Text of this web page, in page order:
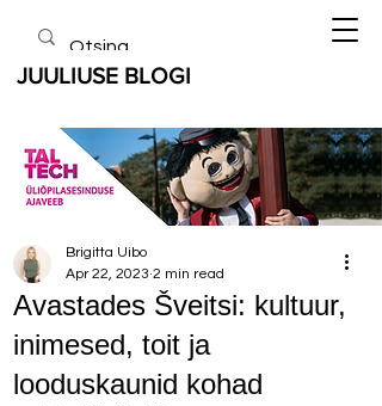
JUULIUSE BLOGI
Avastades Šveitsi: kultuur,
inimesed, toit ja
looduskaunid kohad
Brigitta Uibo
Apr 22, 2023 2 min read